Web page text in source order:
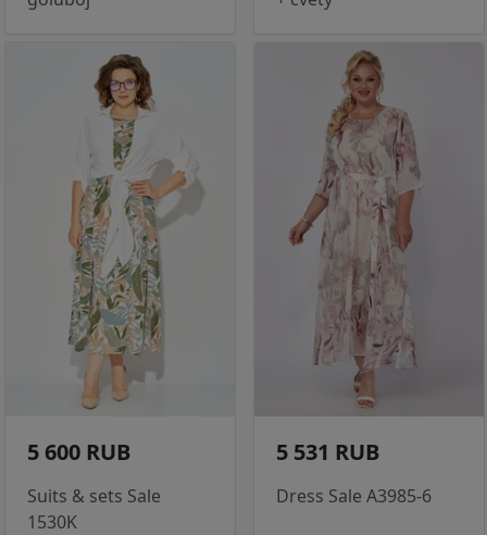
5 600 RUB
Suits & sets Sale
1530K
5 531 RUB
Dress Sale A3985-6